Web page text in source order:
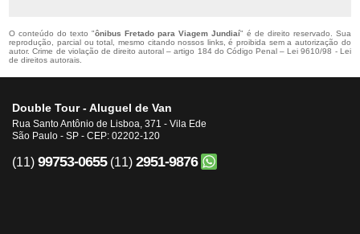
O conteúdo do texto "ônibus Fretado para Viagem Jundiaí" é de direito reservado. Sua
reprodução, parcial ou total, mesmo citando nossos links, é proibida sem a autorização do
autor. Crime de violação de direito autoral – artigo 184 do Código Penal –Lei 9610/98 - Lei
de direitos autorais
Double Tour - Aluguel de Van
Rua Santo Antônio de Lisboa, 371 - Vila Ede
São Paulo - SP - CEP: 02202-120
(11) 99753-0655 (11) 2951-9876